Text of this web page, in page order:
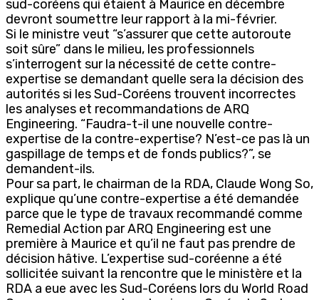
sud-coréens qui étaient à Maurice en décembre
devront soumettre leur rapport à la mi-février.
Si le ministre veut “s’assurer que cette autoroute
soit sûre” dans le milieu, les professionnels
s’interrogent sur la nécessité de cette contre-
expertise se demandant quelle sera la décision des
autorités si les Sud-Coréens trouvent incorrectes
les analyses et recommandations de ARQ
Engineering. “Faudra-t-il une nouvelle contre-
expertise de la contre-expertise? N’est-ce pas là un
gaspillage de temps et de fonds publics?”, se
demandent-ils.
Pour sa part, le chairman de la RDA, Claude Wong So,
explique qu’une contre-expertise a été demandée
parce que le type de travaux recommandé comme
Remedial Action par ARQ Engineering est une
première à Maurice et qu’il ne faut pas prendre de
décision hâtive. L’expertise sud-coréenne a été
sollicitée suivant la rencontre que le ministère et la
RDA a eue avec les Sud-Coréens lors du World Road